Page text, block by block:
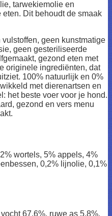
tarwekiemolie en
Dit behoudt de smaak
geen kunstmatige
geen gesteriliseerde
gezond eten met
originele ingrediënten, dat
100% natuurlijk en 0%
met dierenartsen en
het beste voer voor je hond.
gezond en vers menu
wortels, 5% appels, 4%
0,2% lijnolie, 0,1%
67,6%, ruwe as 5,8%,